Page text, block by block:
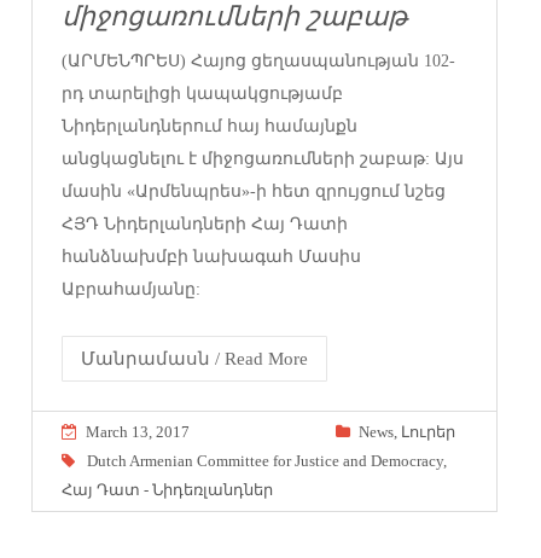
միջոցառումների շաբաթ
(ԱՐՄԵՆՊՐԵՍ) Հայոց ցեղասպանության 102-
րդ տարելիցի կապակցությամբ
Նիդերլանդներում հայ համայնքն
անցկացնելու է միջոցառումների շաբաթ: Այս
մասին «Արմենպրես»-ի հետ զրույցում նշեց
ՀՅԴ Նիդերլանդների Հայ Դատի
հանձնախմբի նախագահ Մասիս
Աբրահամյանը:
Մանրամասն / Read More
March 13, 2017 News, Լուրեր
Dutch Armenian Committee for Justice and Democracy,
Հայ Դատ - Նիդեռլանդներ